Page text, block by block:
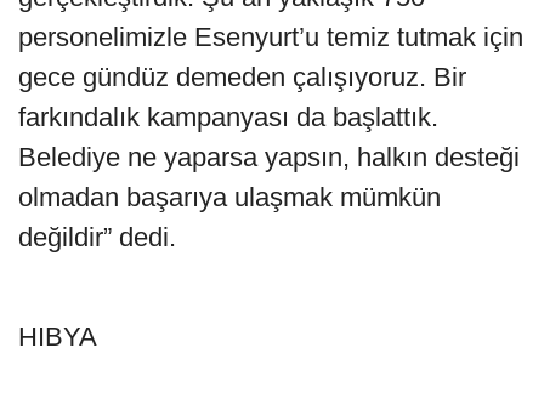
personelimizle Esenyurt’u temiz tutmak için
gece gündüz demeden çalışıyoruz. Bir
farkındalık kampanyası da başlattık.
Belediye ne yaparsa yapsın, halkın desteği
olmadan başarıya ulaşmak mümkün
değildir” dedi.
HIBYA